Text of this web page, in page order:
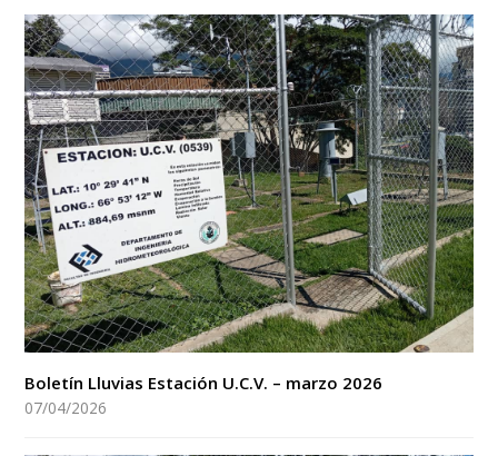
Boletín Lluvias Estación U.C.V. – marzo 2026
07/04/2026